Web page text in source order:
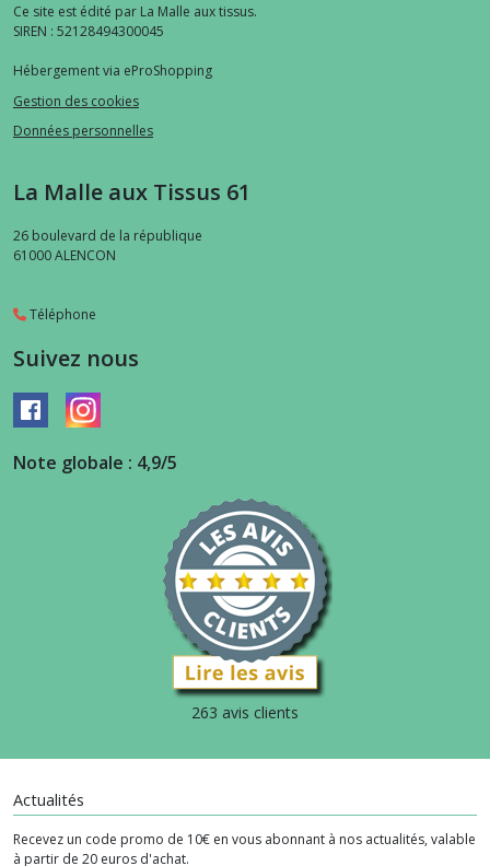
Ce site est édité par La Malle aux tissus.
SIREN : 52128494300045
Hébergement via eProShopping
Gestion des cookies
Données personnelles
La Malle aux Tissus 61
26 boulevard de la république
61000ALENCON
Téléphone
Suivez nous
Note globale : 4,9/5
263 avis clients
Actualités
Recevez un code promo de 10€ en vous abonnant à nos actualités, valable
à partir de 20 euros d'achat.